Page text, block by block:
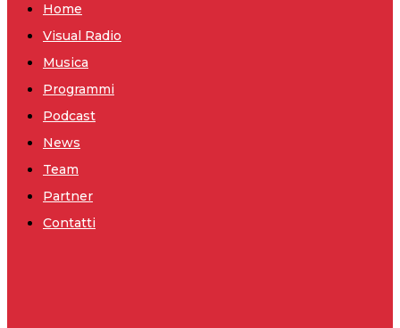
Home
Visual Radio
Musica
Programmi
Podcast
News
Team
Partner
Contatti